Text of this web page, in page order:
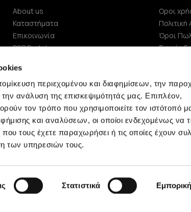
περιεχομένου και διαφημίσεων, την
ανάλυση της επισκεψιμότητάς μας. Επιπλέον,
τον τρόπο που χρησιμοποιείτε τον ιστότοπό
και αναλύσεων, οι οποίοι ενδεχομένως να
τους έχετε παραχωρήσει ή τις οποίες έχουν
των υπηρεσιών τους.
Στατιστικά
About us
Καταστήματα
Επικοινωνία
B2B Portal
ΑΝΑΚΟΙΝΩΣΕΙΣ ΧΑΑ
Εταιρεία
Οροι
Όροι
Συχνές
© 2009 - 2026 Minerva, All rights reserved.